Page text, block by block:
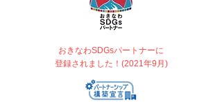
おきなわSDGsパートナーに
登録されました！(2021年9月)